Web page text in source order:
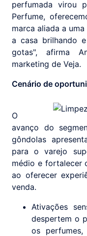
perfumada virou
Perfume,
marca aliada a
a casa brilhando
gotas", afirma
marketing de Veja.
Cenário de
O
avanço do
gôndolas
para o varejo
médio e fortalecer
ao oferecer
venda.
Ativações
despertem o
os